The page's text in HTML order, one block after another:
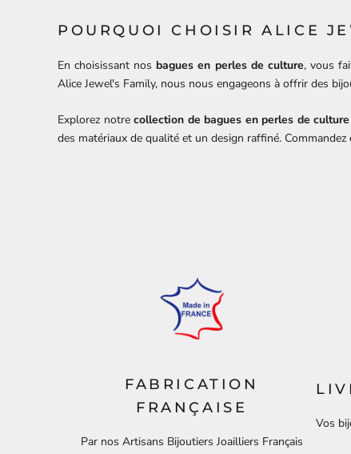
POURQUOI CHOISIR ALICE
En choisissant nos bagues en perles de culture, vous
Alice Jewel's Family, nous nous engageons à offrir des
Explorez notre collection de bagues en perles de culture
des matériaux de qualité et un design raffiné.
FABRICATION
FRANÇAISE
Par nos Artisans Bijoutiers Joailliers Français
Vos